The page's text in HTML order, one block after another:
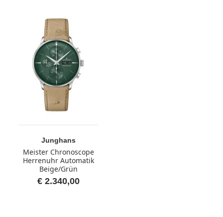
Junghans
Meister Chronoscope
Herrenuhr Automatik
Beige/Grün
€ 2.340,00